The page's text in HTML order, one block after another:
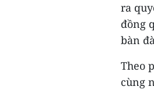
ra
đồng
bàn
Theo
cùng